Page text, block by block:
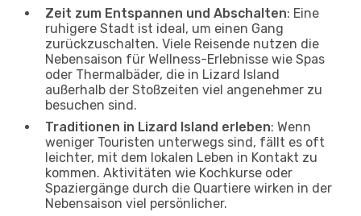
Zeit zum Entspannen und Abschalten: Eine
ruhigere Stadt ist ideal, um einen Gang
zurückzuschalten. Viele Reisende nutzen die
Nebensaison für Wellness-Erlebnisse wie Spas
oder Thermalbäder, die in Lizard Island
außerhalb der Stoßzeiten viel angenehmer zu
besuchen sind.
Traditionen in Lizard Island erleben: Wenn
weniger Touristen unterwegs sind, fällt es oft
leichter, mit dem lokalen Leben in Kontakt zu
kommen. Aktivitäten wie Kochkurse oder
Spaziergänge durch die Quartiere wirken in der
Nebensaison viel persönlicher.